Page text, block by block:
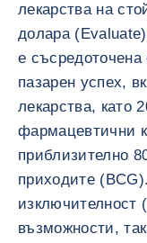
лекарства на
долара
е
пазарен успех,
лекарства, като
фармацевтични
приблизително
приходите
изключителност
възможности,